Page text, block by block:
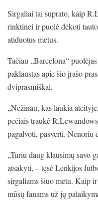
Sirgaliai tai suprato, kaip
rinktinei ir puolė dėkoti
atiduotus metus.
Tačiau „Barcelona“
paklaustas apie šio įrašo
dviprasmiškai.
„Nežinau, kas laukia
pečiais traukė
pagalvoti, pasverti. Nenoriu
„Turiu daug klausimų savo
atsakyti, – tęsė Lenkijos
sirgaliams šiuo metu. Kaip
mūsų fanams už jų